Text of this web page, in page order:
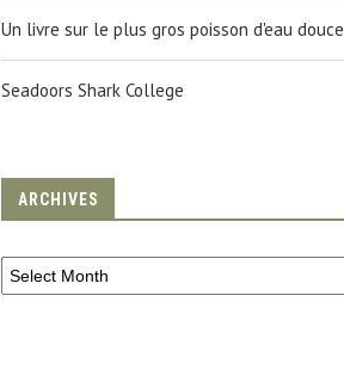
Un livre sur le plus gros poisson d'eau douce
Seadoors Shark College
ARCHIVES